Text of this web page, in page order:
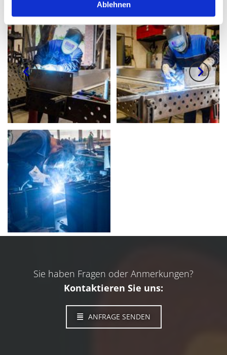
Ablehnen
Sie haben Fragen oder Anmerkungen?
Kontaktieren Sie uns:
ANFRAGE SENDEN